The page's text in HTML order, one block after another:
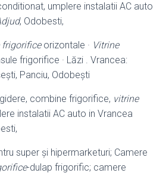
umplere instalatii AC auto
, Odobesti,
frigorificeorizontale · Vitrine
frigorifice · Lăzi . Vrancea:
Panciu, Odobești
combine frigorifice, vitrine
instalatii AC auto in Vrancea
super şi hipermarketuri; Camere
-dulap frigorific; camere